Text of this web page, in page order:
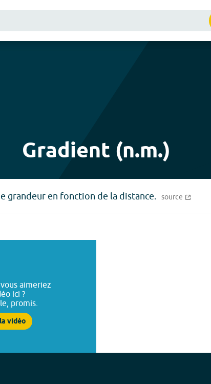
Gradient (n.m.)
grandeur en fonction de la distance. source
aimeriez
ici ?
promis.
vidéo